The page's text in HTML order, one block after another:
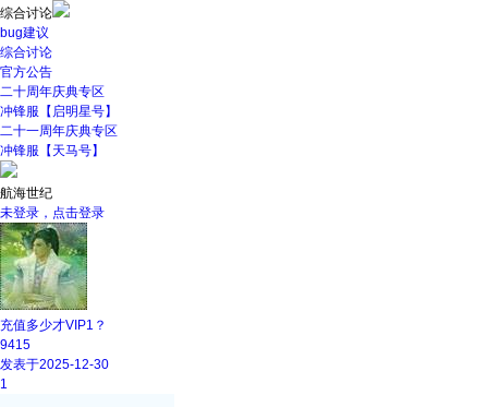
综合讨论
bug建议
综合讨论
官方公告
二十周年庆典专区
冲锋服【启明星号】
二十一周年庆典专区
冲锋服【天马号】
航海世纪
未登录，点击登录
充值多少才VIP1？
9415
发表于2025-12-30
1